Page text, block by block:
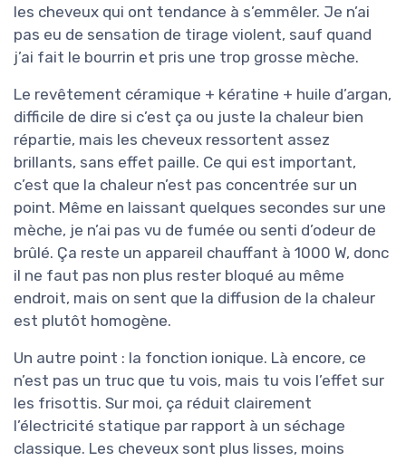
les cheveux qui ont tendance à s’emmêler. Je n’ai
pas eu de sensation de tirage violent, sauf quand
j’ai fait le bourrin et pris une trop grosse mèche.
Le revêtement céramique + kératine + huile d’argan,
difficile de dire si c’est ça ou juste la chaleur bien
répartie, mais les cheveux ressortent assez
brillants, sans effet paille. Ce qui est important,
c’est que la chaleur n’est pas concentrée sur un
point. Même en laissant quelques secondes sur une
mèche, je n’ai pas vu de fumée ou senti d’odeur de
brûlé. Ça reste un appareil chauffant à 1000 W, donc
il ne faut pas non plus rester bloqué au même
endroit, mais on sent que la diffusion de la chaleur
est plutôt homogène.
Un autre point : la fonction ionique. Là encore, ce
n’est pas un truc que tu vois, mais tu vois l’effet sur
les frisottis. Sur moi, ça réduit clairement
l’électricité statique par rapport à un séchage
classique. Les cheveux sont plus lisses, moins